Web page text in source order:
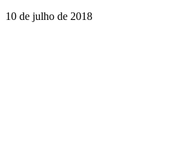
10 de julho de 2018